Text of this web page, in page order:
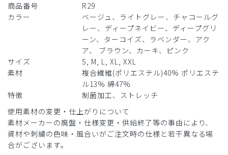
ディープネイビー/M
​2 ​3
​8
商品番号
R29
カラー
ベージュ、ライトグレー、チャコールグ
レー、ディープネイビー、ディープグリ
ーン、ターコイズ、ラベンダー、アク
ア、 ブラウン、カーキ、ピンク
サイズ
S, M, L, XL, XXL
素材
複合繊維(ポリエステル)40% ポリエステ
ル13% 綿47%
特徴
制菌加工、ストレッチ
使用素材の変更・仕上がりについて
素材メーカーの廃盤・仕様変更・供給終了等の事由により、
資材や刺繍の色味・風合いがご注文時の仕様と若干異なる場
合がございます。